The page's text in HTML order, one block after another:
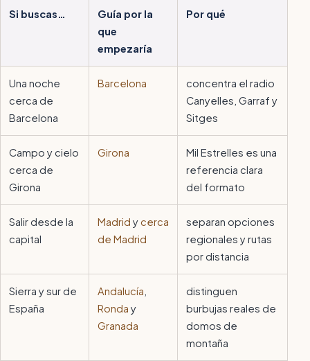
Si buscas…
Guía por la
que
empezaría
Por qué
Una noche
cerca de
Barcelona
Barcelona
concentra el radio
Canyelles, Garraf y
Sitges
Campo y cielo
cerca de
Girona
Girona
Mil Estrelles es una
referencia clara
del formato
Salir desde la
capital
Madrid ycerca
de Madrid
separan opciones
regionales y rutas
por distancia
Sierra y sur de
España
Andalucía
Ronda y
Granada
distinguen
burbujas reales de
domos de
montaña